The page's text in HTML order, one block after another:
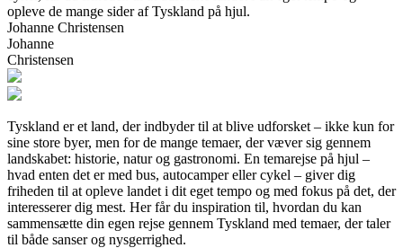
opleve de mange sider af Tyskland på hjul.
Johanne Christensen
Johanne
Christensen
Tyskland er et land, der indbyder til at blive udforsket – ikke kun for
sine store byer, men for de mange temaer, der væver sig gennem
landskabet: historie, natur og gastronomi. En temarejse på hjul –
hvad enten det er med bus, autocamper eller cykel – giver dig
friheden til at opleve landet i dit eget tempo og med fokus på det, der
interesserer dig mest. Her får du inspiration til, hvordan du kan
sammensætte din egen rejse gennem Tyskland med temaer, der taler
til både sanser og nysgerrighed.